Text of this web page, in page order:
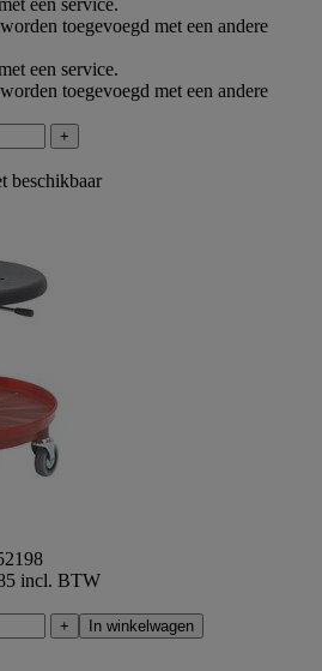
een service.
toegevoegd met een andere
een service.
toegevoegd met een andere
+
beschikbaar
incl. BTW
+ In winkelwagen